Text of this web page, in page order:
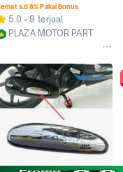
Fi Vario 110 Techno
125 Techno
- Aksesoris
s.d 8% Pakai Bonus
5.0
9 terjual
PLAZA MOTOR PART